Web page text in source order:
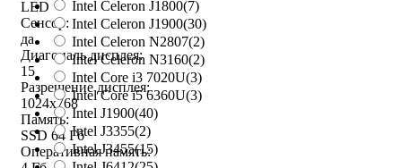
Intel Celeron J1800(7)
Intel Celeron J1900(30)
Intel Celeron N2807(2)
Intel Celeron N3160(2)
Intel Core i3 7020U(3)
Intel Core i5 6360U(3)
Intel J1900(40)
Intel J3355(2)
Intel J3455(15)
LED
Сенсор:
да
Диагональ дисплея:
15
Разрешение дисплея:
1024x768
Память:
SSD 64 Гб
Оперативная память: